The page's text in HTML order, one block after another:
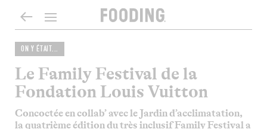
ON Y ÉTAIT...
Le Family Festival de la
Fondation Louis Vuitton
Concoctée en collab’ avec le Jardin d’acclimatation,
la quatrième édition du très inclusif Family Festival a